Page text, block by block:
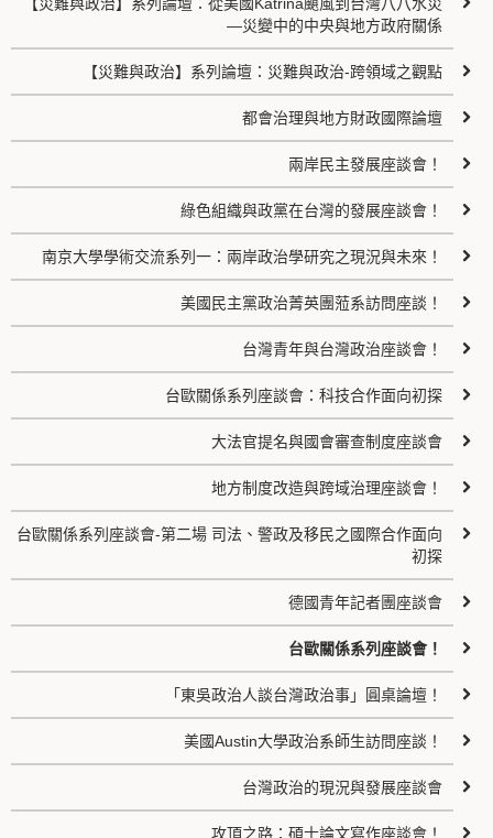
—災變中的中央與地方政府關係
【災難與政治】系列論壇：災難與政治-跨領域之觀點
都會治理與地方財政國際論壇
兩岸民主發展座談會！
綠色組織與政黨在台灣的發展座談會！
南京大學學術交流系列一：兩岸政治學研究之現況與未來！
美國民主黨政治菁英團蒞系訪問座談！
台灣青年與台灣政治座談會！
台歐關係系列座談會：科技合作面向初探
大法官提名與國會審查制度座談會
地方制度改造與跨域治理座談會！
台歐關係系列座談會-第二場 司法、警政及移民之國際合作面向
初探
德國青年記者團座談會
台歐關係系列座談會！
「東吳政治人談台灣政治事」圓桌論壇！
美國Austin大學政治系師生訪問座談！
台灣政治的現況與發展座談會
攻頂之路：碩士論文寫作座談會！